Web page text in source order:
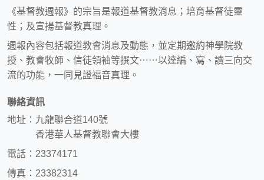
《基督教週報》的宗旨是報道基督教消息；培育基督徒靈
性；及宣揚基督教真理。
週報內容包括報道教會消息及動態，並定期邀約神學院教
授、教會牧師、信徒領袖等撰文⋯⋯以達編、寫、讀三向交
流的功能，一同見證福音真理。
聯絡資訊
地址：九龍聯合道140號
香港華人基督教聯會大樓
電話：23374171
傳真：23382314